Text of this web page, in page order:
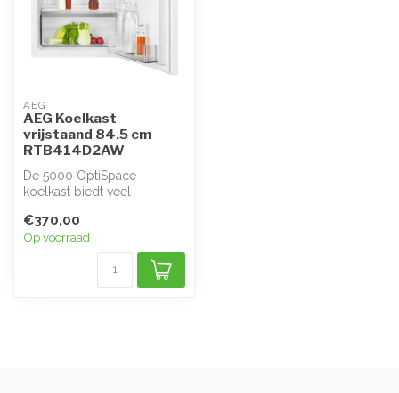
AEG
AEG Koelkast
vrijstaand 84.5 cm
RTB414D2AW
De 5000 OptiSpace
koelkast biedt veel
een overvloed aan...
€370,00
Op voorraad